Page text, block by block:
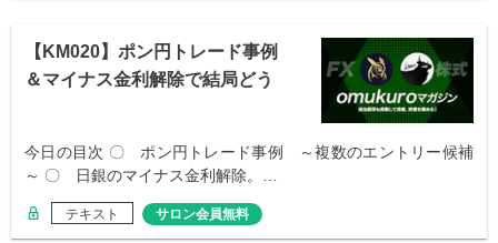
【KM020】ポン円トレード事例
＆マイナス金利解除で結局どう
今日の目次 〇 ポン円トレード事例 ～複数のエントリー候補
～ 〇 日銀のマイナス金利解除。…
テキスト サロン会員無料